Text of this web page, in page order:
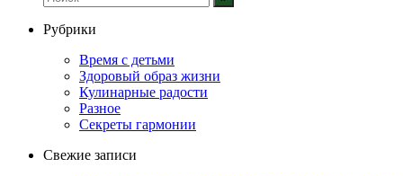
Рубрики
Время с детьми
Здоровый образ жизни
Кулинарные радости
Разное
Секреты гармонии
Свежие записи